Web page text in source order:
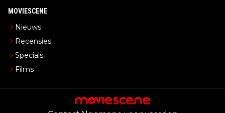
MOVIESCENE
Nieuws
Recensies
Specials
Films